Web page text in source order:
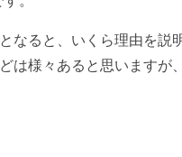
なると、いくら理由を
は様々あると思います